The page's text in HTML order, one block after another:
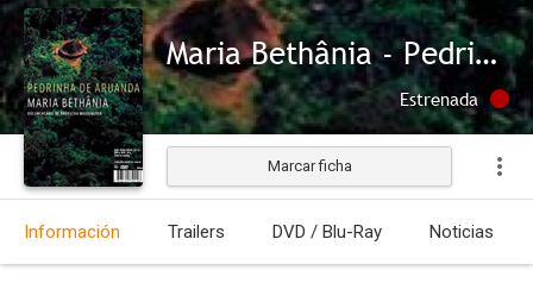
Maria Bethânia - Pedrinha de Aruanda
Estrenada
Marcar ficha
Información Trailers DVD / Blu-Ray Noticias